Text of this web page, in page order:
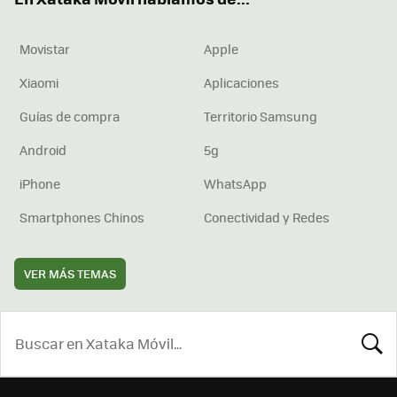
Movistar
Apple
Xiaomi
Aplicaciones
Guías de compra
Territorio Samsung
Android
5g
iPhone
WhatsApp
Smartphones Chinos
Conectividad y Redes
VER MÁS TEMAS